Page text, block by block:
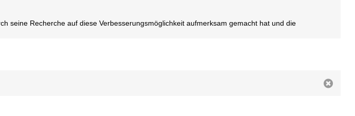
seine Recherche auf diese Verbesserungsmöglichkeit aufmerksam gemacht hat und die